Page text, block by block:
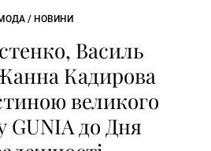
/ НОВИНИ
Василь
Кадирова
великого
GUNIA до Дня